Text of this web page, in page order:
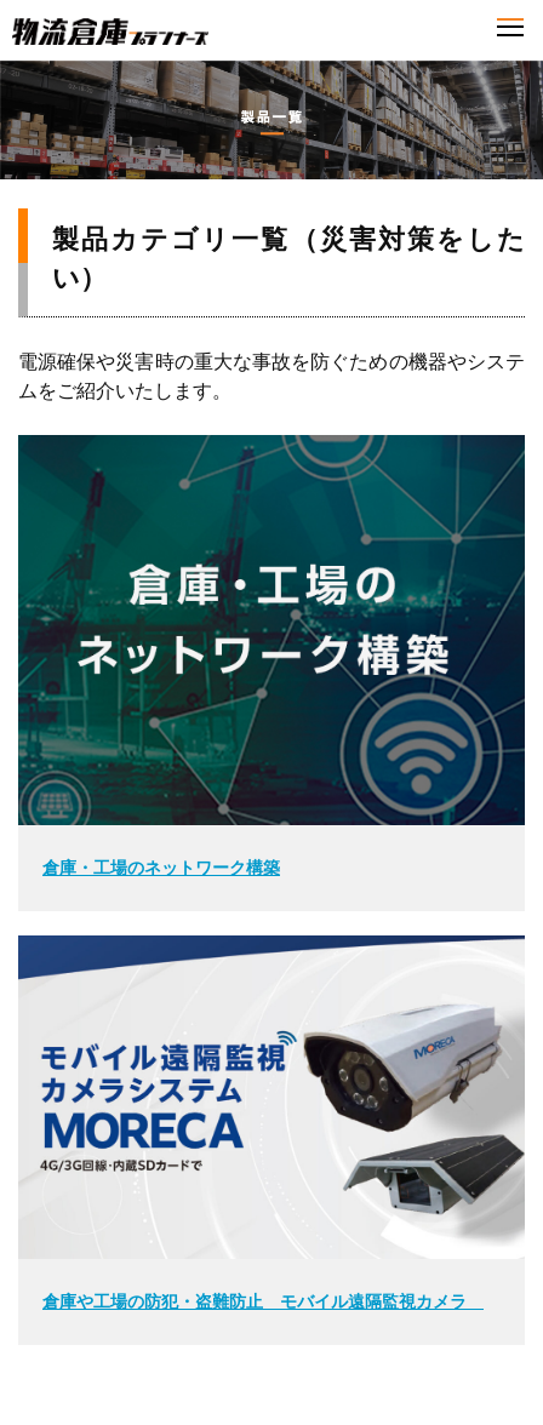
製品カテゴリ一覧（災害対策をした
い）
電源確保や災害時の重大な事故を防ぐための機器やシステ
ムをご紹介いたします。
倉庫・工場のネットワーク構築
倉庫や工場の防犯・盗難防止 モバイル遠隔監視カメラ